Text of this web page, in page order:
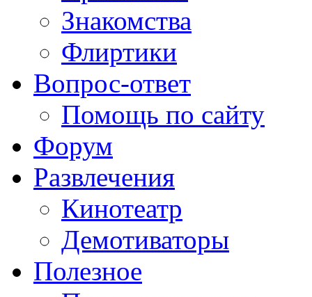
Знакомства
Флиртики
Вопрос-ответ
Помощь по сайту
Форум
Развлечения
Кинотеатр
Демотиваторы
Полезное